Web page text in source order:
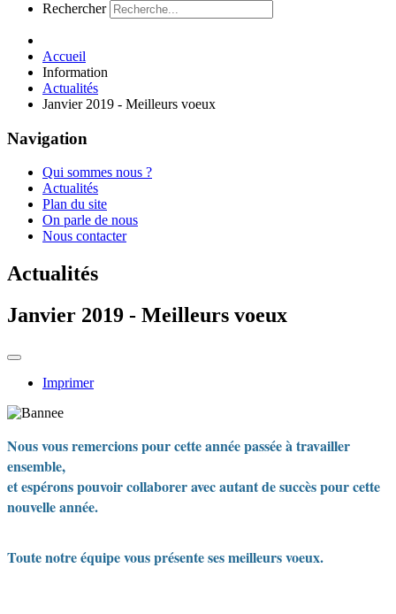
Rechercher
Accueil
Information
Actualités
Janvier 2019 - Meilleurs voeux
Navigation
Qui sommes nous ?
Actualités
Plan du site
On parle de nous
Nous contacter
Actualités
Janvier 2019 - Meilleurs voeux
Imprimer
Nous vous remercions pour cette année passée à travailler
ensemble,
et espérons pouvoir collaborer avec autant de succès pour cette
nouvelle année.
Toute notre équipe vous présente ses meilleurs voeux.